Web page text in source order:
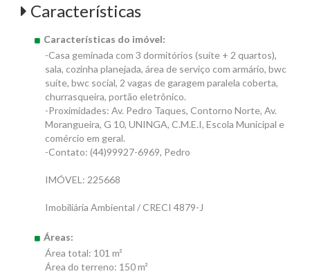
Características
Características do imóvel:
-Casa geminada com 3 dormitórios (suíte + 2 quartos),
sala, cozinha planejada, área de serviço com armário, bwc
suíte, bwc social, 2 vagas de garagem paralela coberta,
churrasqueira, portão eletrônico.
-Proximidades: Av. Pedro Taques, Contorno Norte, Av.
Morangueira, G 10, UNINGA, C.M.E.I, Escola Municipal e
comércio em geral.
-Contato: (44)99927-6969, Pedro
IMÓVEL: 225668
Imobiliária Ambiental / CRECI 4879-J
Áreas:
Área total: 101 m²
Área do terreno: 150 m²